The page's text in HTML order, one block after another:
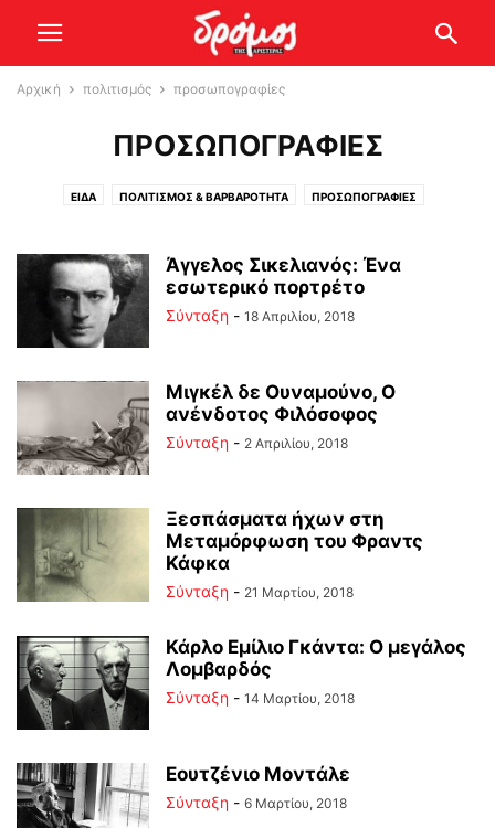
Αρχική πολιτισμός προσωπογραφίες
ΠΡΟΣΩΠΟΓΡΑΦΊΕΣ
ΕΊΔΑ ΠΟΛΙΤΙΣΜΌΣ & ΒΑΡΒΑΡΌΤΗΤΑ ΠΡΟΣΩΠΟΓΡΑΦΊΕΣ
Άγγελος Σικελιανός: Ένα
εσωτερικό πορτρέτο
Σύνταξη - 18 Απριλίου, 2018
Μιγκέλ δε Ουναμούνο, Ο
ανένδοτος Φιλόσοφος
Σύνταξη - 2 Απριλίου, 2018
Ξεσπάσματα ήχων στη
Μεταμόρφωση του Φραντς
Κάφκα
Σύνταξη - 21 Μαρτίου, 2018
Κάρλο Εμίλιο Γκάντα: Ο μεγάλος
Λομβαρδός
Σύνταξη - 14 Μαρτίου, 2018
Εουτζένιο Μοντάλε
Σύνταξη - 6 Μαρτίου, 2018